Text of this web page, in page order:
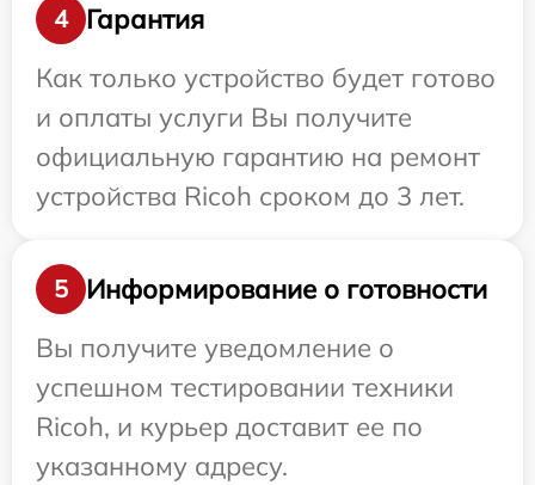
4
Гарантия
Как только устройство будет готово
и оплаты услуги Вы получите
официальную гарантию на ремонт
устройства Ricoh сроком до 3 лет.
5
Информирование о готовности
Вы получите уведомление о
успешном тестировании техники
Ricoh, и курьер доставит ее по
указанному адресу.